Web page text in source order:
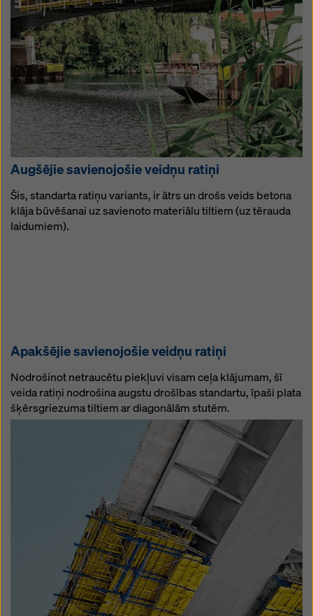
Augšējie savienojošie veidņu ratiņi
Šis, standarta ratiņu variants, ir ātrs un drošs veids betona
klāja būvēšanai uz savienoto materiālu tiltiem (uz tērauda
laidumiem).
Apakšējie savienojošie veidņu ratiņi
Nodrošinot netraucētu piekļuvi visam ceļa klājumam, šī
veida ratiņi nodrošina augstu drošības standartu, īpaši plata
šķērsgriezuma tiltiem ar diagonālām stutēm.